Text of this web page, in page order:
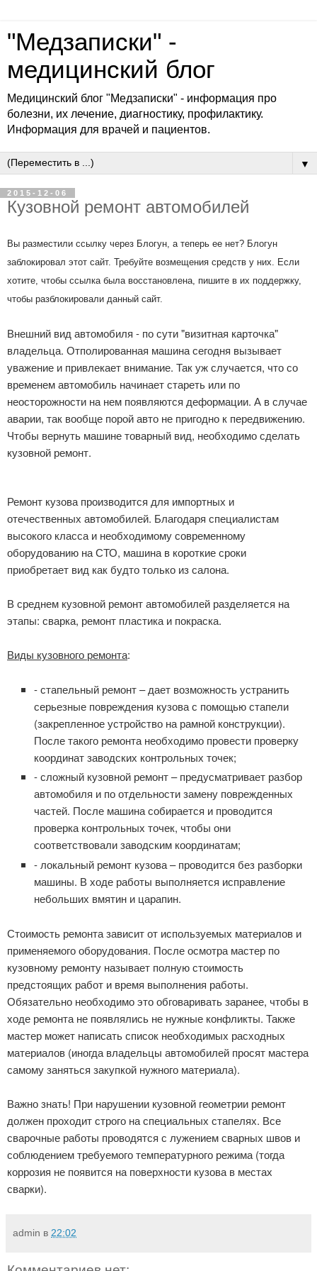
"Медзаписки" -
медицинский блог
Медицинский блог "Медзаписки" - информация про
болезни, их лечение, диагностику, профилактику.
Информация для врачей и пациентов.
▼
2015-12-06
Кузовной ремонт автомобилей
Вы разместили ссылку через Блогун, а теперь ее нет? Блогун
заблокировал этот сайт. Требуйте возмещения средств у них. Если
хотите, чтобы ссылка была восстановлена, пишите в их поддержку,
чтобы разблокировали данный сайт.
Внешний вид автомобиля - по сути "визитная карточка"
владельца. Отполированная машина сегодня вызывает
уважение и привлекает внимание. Так уж случается, что со
временем автомобиль начинает стареть или по
неосторожности на нем появляются деформации. А в случае
аварии, так вообще порой авто не пригодно к передвижению.
Чтобы вернуть машине товарный вид, необходимо сделать
кузовной ремонт.
Ремонт кузова производится для импортных и
отечественных автомобилей. Благодаря специалистам
высокого класса и необходимому современному
оборудованию на СТО, машина в короткие сроки
приобретает вид как будто только из салона.
В среднем кузовной ремонт автомобилей разделяется на
этапы: сварка, ремонт пластика и покраска.
Виды кузовного ремонта:
- стапельный ремонт – дает возможность устранить
серьезные повреждения кузова с помощью стапели
(закрепленное устройство на рамной конструкции).
После такого ремонта необходимо провести проверку
координат заводских контрольных точек;
- сложный кузовной ремонт – предусматривает разбор
автомобиля и по отдельности замену поврежденных
частей. После машина собирается и проводится
проверка контрольных точек, чтобы они
соответствовали заводским координатам;
- локальный ремонт кузова – проводится без разборки
машины. В ходе работы выполняется исправление
небольших вмятин и царапин.
Стоимость ремонта зависит от используемых материалов и
применяемого оборудования. После осмотра мастер по
кузовному ремонту называет полную стоимость
предстоящих работ и время выполнения работы.
Обязательно необходимо это обговаривать заранее, чтобы в
ходе ремонта не появлялись не нужные конфликты. Также
мастер может написать список необходимых расходных
материалов (иногда владельцы автомобилей просят мастера
самому заняться закупкой нужного материала).
Важно знать! При нарушении кузовной геометрии ремонт
должен проходит строго на специальных стапелях. Все
сварочные работы проводятся с лужением сварных швов и
соблюдением требуемого температурного режима (тогда
коррозия не появится на поверхности кузова в местах
сварки).
admin в 22:02